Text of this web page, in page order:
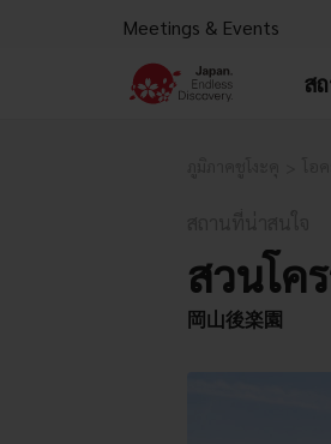
Meetings & Events
ส
สวนโค
岡山後楽園